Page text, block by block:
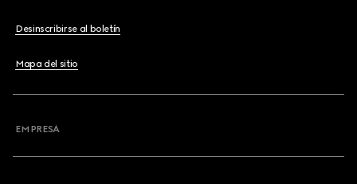
Desinscribirse al boletín
Mapa del sitio
EMPRESA